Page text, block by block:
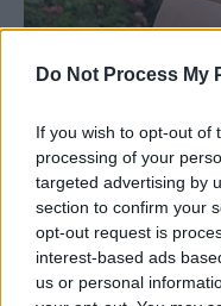
Do Not Process My
If you wish to opt-out of
processing of your
targeted advertising by
section to confirm your
opt-out request is
interest-based ads
us or personal